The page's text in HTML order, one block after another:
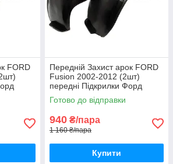
FORD
Передній Захист арок FORD
Fusion 2002-2012 (2шт)
передні Підкрилки Форд
Фьюжн пара передніх
Готово до відправки
940 ₴/пара
1 160 ₴/пара
Купити